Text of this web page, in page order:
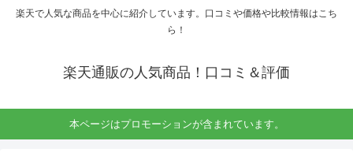
楽天で人気な商品を中心に紹介しています。口コミや価格や比較情報はこち
ら！
楽天通販の人気商品！口コミ＆評価
本ページはプロモーションが含まれています。